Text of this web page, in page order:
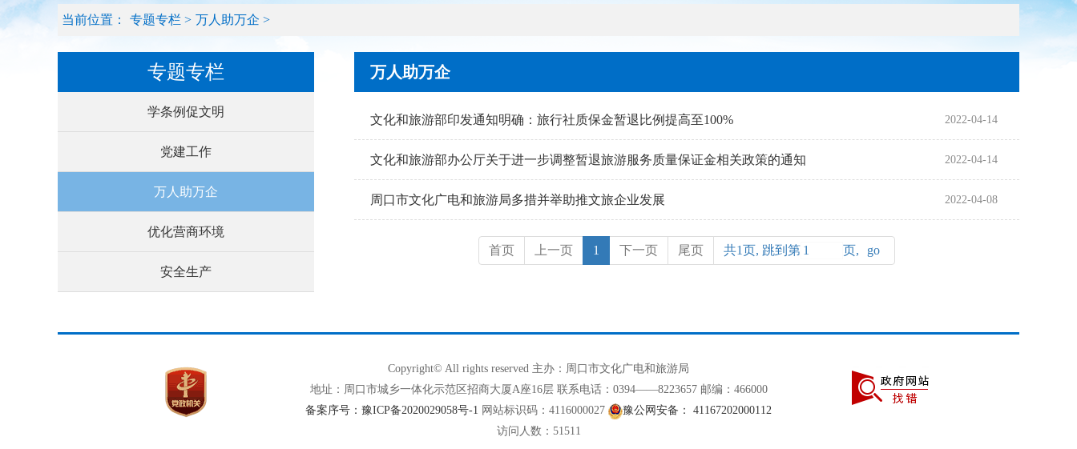
当前位置： 专题专栏 > 万人助万企 >
专题专栏
学条例促文明
党建工作
万人助万企
优化营商环境
安全生产
万人助万企
文化和旅游部印发通知明确：旅行社质保金暂退比例提高至100% 2022-04-14
文化和旅游部办公厅关于进一步调整暂退旅游服务质量保证金相关政策的通知 2022-04-14
周口市文化广电和旅游局多措并举助推文旅企业发展 2022-04-08
首页 上一页 1
c
e
t
)
下一页 尾页 共1页, 跳到第 页,
Copyright© All rights reserved 主办：周口市文化广电和旅游局
地址：周口市城乡一体化示范区招商大厦A座16层 联系电话：0394——8223657 邮编：466000
备案序号：豫ICP备2020029058号-1 网站标识码：4116000027
豫公网安备： 41167202000112
访问人数： 51511